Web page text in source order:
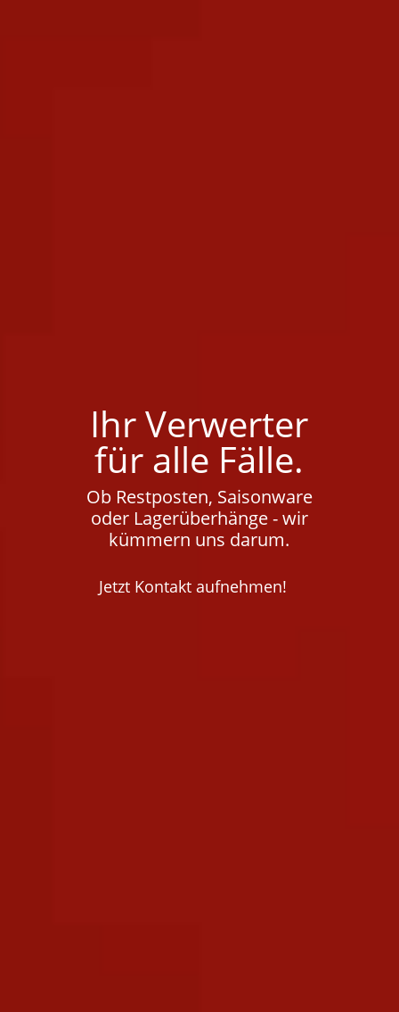
Ihr Verwerter
für alle Fälle.
Ob Restposten, Saisonware
oder Lagerüberhänge - wir
kümmern uns darum.
Jetzt Kontakt aufnehmen!